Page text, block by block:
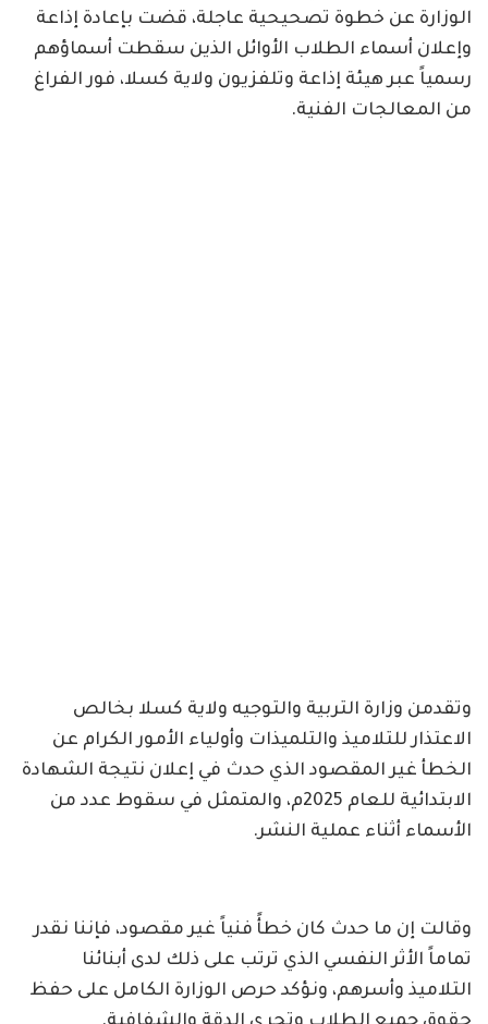
الوزارة عن خطوة تصحيحية عاجلة، قضت بإعادة إذاعة
وإعلان أسماء الطلاب الأوائل الذين سقطت أسماؤهم
رسمياً عبر هيئة إذاعة وتلفزيون ولاية كسلا، فور الفراغ
من المعالجات الفنية.
وتقدمن وزارة التربية والتوجيه ولاية كسلا بخالص
الاعتذار للتلاميذ والتلميذات وأولياء الأمور الكرام عن
الخطأ غير المقصود الذي حدث في إعلان نتيجة الشهادة
الابتدائية للعام 2025م، والمتمثل في سقوط عدد من
الأسماء أثناء عملية النشر.
وقالت إن ما حدث كان خطأً فنياً غير مقصود، فإننا نقدر
تماماً الأثر النفسي الذي ترتب على ذلك لدى أبنائنا
التلاميذ وأسرهم، ونؤكد حرص الوزارة الكامل على حفظ